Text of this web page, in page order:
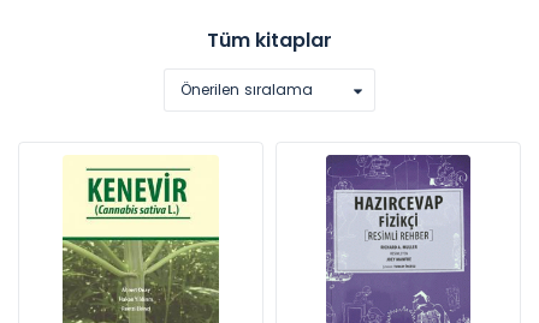
Konulara Göre
Biyoloji (50)
Ekoloji (32)
Kimya (31)
Fizik (25)
Fen Bilimleri (18)
Tüm kitaplar
Önerilen sıralama